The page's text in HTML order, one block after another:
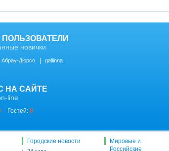
новички
Абрау-Дюрсо
gallinna
НА САЙТЕ
line
Гостей: 0
Городские новости
Мировые и
Российские